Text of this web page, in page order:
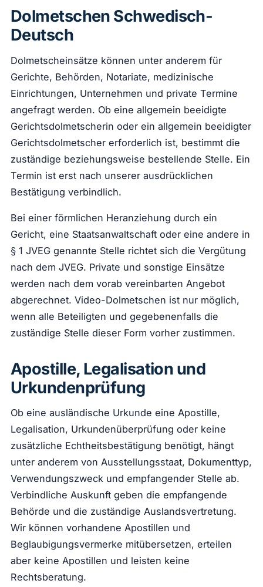
Dolmetschen Schwedisch-
Deutsch
Dolmetscheinsätze können unter anderem für
Gerichte, Behörden, Notariate, medizinische
Einrichtungen, Unternehmen und private Termine
angefragt werden. Ob eine allgemein beeidigte
Gerichtsdolmetscherin oder ein allgemein beeidigter
Gerichtsdolmetscher erforderlich ist, bestimmt die
zuständige beziehungsweise bestellende Stelle. Ein
Termin ist erst nach unserer ausdrücklichen
Bestätigung verbindlich.
Bei einer förmlichen Heranziehung durch ein
Gericht, eine Staatsanwaltschaft oder eine andere in
§ 1 JVEG genannte Stelle richtet sich die Vergütung
nach dem JVEG. Private und sonstige Einsätze
werden nach dem vorab vereinbarten Angebot
abgerechnet. Video-Dolmetschen ist nur möglich,
wenn alle Beteiligten und gegebenenfalls die
zuständige Stelle dieser Form vorher zustimmen.
Apostille, Legalisation und
Urkundenprüfung
Ob eine ausländische Urkunde eine Apostille,
Legalisation, Urkundenüberprüfung oder keine
zusätzliche Echtheitsbestätigung benötigt, hängt
unter anderem von Ausstellungsstaat, Dokumenttyp,
Verwendungszweck und empfangender Stelle ab.
Verbindliche Auskunft geben die empfangende
Behörde und die zuständige Auslandsvertretung.
Wir können vorhandene Apostillen und
Beglaubigungsvermerke mitübersetzen, erteilen
aber keine Apostillen und leisten keine
Rechtsberatung.